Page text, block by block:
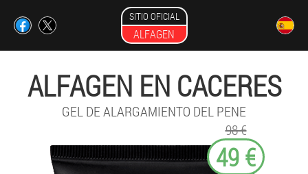
SITIO OFICIAL
ALFAGEN
ALFAGEN EN CACERES
GEL DE ALARGAMIENTO DEL PENE
98 €
49 €